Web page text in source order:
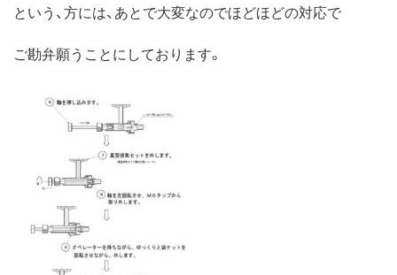
という、方には、あとで大変なのでほどほどの対応で
ご勘弁願うことにしております。